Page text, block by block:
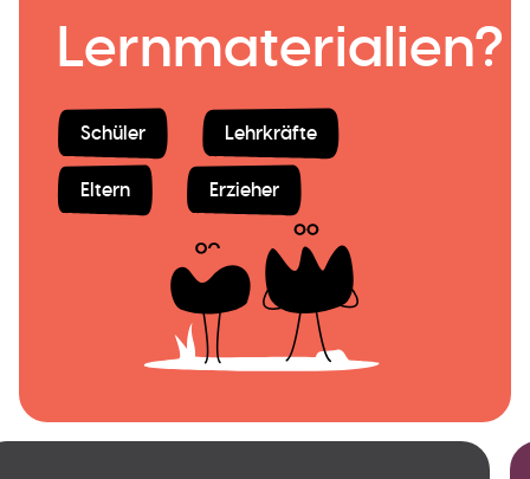
Lernmaterialien?
Schüler Lehrkräfte
Eltern Erzieher